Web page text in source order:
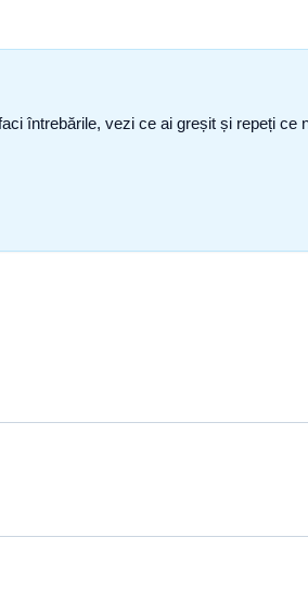
întrebările, vezi ce ai greșit și repeți